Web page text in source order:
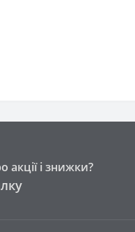
і знижки?